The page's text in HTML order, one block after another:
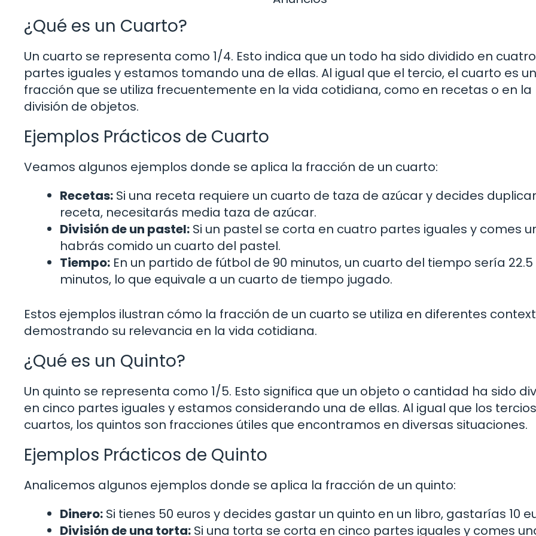
¿Qué es un Cuarto?
Un cuarto se representa como 1/4. Esto indica que un todo ha sido dividido en cuatro
partes iguales y estamos tomando una de ellas. Al igual que el tercio, el cuarto es
fracción que se utiliza frecuentemente en la vida cotidiana, como en recetas o en la
división de objetos.
Ejemplos Prácticos de Cuarto
Veamos algunos ejemplos donde se aplica la fracción de un cuarto:
Recetas: Si una receta requiere un cuarto de taza de azúcar y decides
receta, necesitarás media taza de azúcar.
División de un pastel: Si un pastel se corta en cuatro partes iguales y comes
habrás comido un cuarto del pastel.
Tiempo: En un partido de fútbol de 90 minutos, un cuarto del tiempo sería 22.5
minutos, lo que equivale a un cuarto de tiempo jugado.
Estos ejemplos ilustran cómo la fracción de un cuarto se utiliza en diferentes
demostrando su relevancia en la vida cotidiana.
¿Qué es un Quinto?
Un quinto se representa como 1/5. Esto significa que un objeto o cantidad ha sido
en cinco partes iguales y estamos considerando una de ellas. Al igual que los
cuartos, los quintos son fracciones útiles que encontramos en diversas situaciones.
Ejemplos Prácticos de Quinto
Analicemos algunos ejemplos donde se aplica la fracción de un quinto:
Dinero: Si tienes 50 euros y decides gastar un quinto en un libro, gastarías 10
División de una torta: Si una torta se corta en cinco partes iguales y comes